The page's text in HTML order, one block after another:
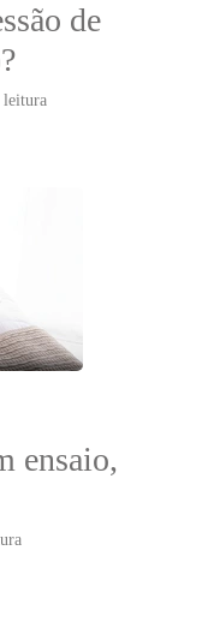
de
leitura
ensaio,